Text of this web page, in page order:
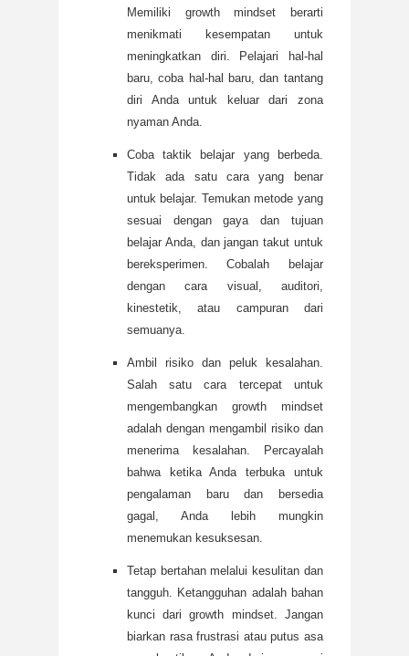
Memiliki growth mindset berarti
menikmati kesempatan untuk
meningkatkan diri. Pelajari hal-hal
baru, coba hal-hal baru, dan tantang
diri Anda untuk keluar dari zona
nyaman Anda.
Coba taktik belajar yang berbeda.
Tidak ada satu cara yang benar
untuk belajar. Temukan metode yang
sesuai dengan gaya dan tujuan
belajar Anda, dan jangan takut untuk
bereksperimen. Cobalah belajar
dengan cara visual, auditori,
kinestetik, atau campuran dari
semuanya.
Ambil risiko dan peluk kesalahan.
Salah satu cara tercepat untuk
mengembangkan growth mindset
adalah dengan mengambil risiko dan
menerima kesalahan. Percayalah
bahwa ketika Anda terbuka untuk
pengalaman baru dan bersedia
gagal, Anda lebih mungkin
menemukan kesuksesan.
Tetap bertahan melalui kesulitan dan
tangguh. Ketangguhan adalah bahan
kunci dari growth mindset. Jangan
biarkan rasa frustrasi atau putus asa